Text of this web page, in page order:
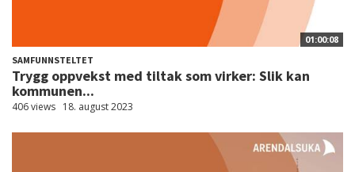
01:00:08
SAMFUNNSTELTET
Trygg oppvekst med tiltak som virker: Slik kan
kommunen...
406 views 18. august 2023